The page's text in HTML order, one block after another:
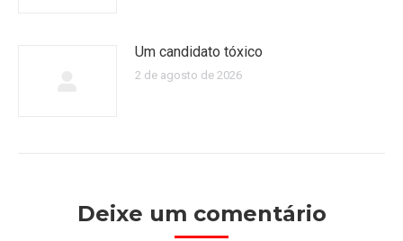
Um candidato tóxico
2 de agosto de 2026
Deixe um comentário